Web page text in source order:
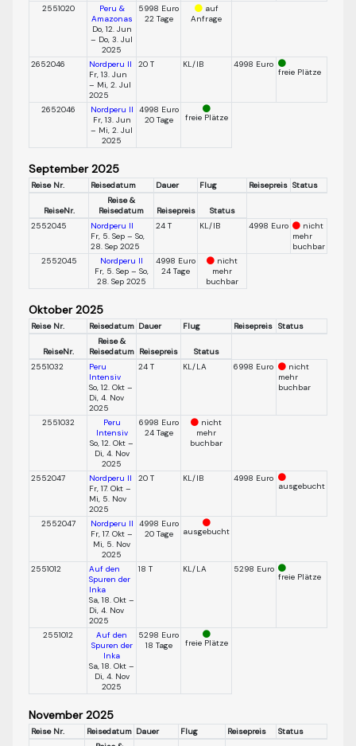
2551020
Peru &
Amazonas
Do, 12. Jun
– Do, 3. Jul
2025
5998 Euro
22 Tage
auf
Anfrage
2652046
Nordperu II
Fr, 13. Jun
– Mi, 2. Jul
2025
20 T KL/IB 4998 Euro
freie Plätze
2652046
Nordperu II
Fr, 13. Jun
– Mi, 2. Jul
2025
4998 Euro
20 Tage
freie Plätze
September 2025
Reise Nr. Reisedatum Dauer Flug Reisepreis Status
ReiseNr.
Reise &
Reisedatum
Reisepreis
Status
2552045
Nordperu II
Fr, 5. Sep – So,
28. Sep 2025
24 T KL/IB 4998 Euro
nicht
mehr
buchbar
2552045
Nordperu II
Fr, 5. Sep – So,
28. Sep 2025
4998 Euro
24 Tage
nicht
mehr
buchbar
Oktober 2025
Reise Nr. Reisedatum Dauer Flug Reisepreis Status
ReiseNr.
Reise &
Reisedatum Reisepreis
Status
2551032
Peru
Intensiv
So, 12. Okt –
Di, 4. Nov
2025
24 T KL/LA 6998 Euro
nicht
mehr
buchbar
2551032
Peru
Intensiv
So, 12. Okt –
Di, 4. Nov
2025
6998 Euro
24 Tage
nicht
mehr
buchbar
2552047
Nordperu II
Fr, 17. Okt –
Mi, 5. Nov
2025
20 T KL/IB 4998 Euro
ausgebucht
2552047
Nordperu II
Fr, 17. Okt –
Mi, 5. Nov
2025
4998 Euro
20 Tage
ausgebucht
2551012
Auf den
Spuren der
Inka
Sa, 18. Okt –
Di, 4. Nov
2025
18 T KL/LA 5298 Euro
freie Plätze
2551012
Auf den
Spuren der
Inka
Sa, 18. Okt –
Di, 4. Nov
2025
5298 Euro
18 Tage
freie Plätze
November 2025
Reise Nr. Reisedatum Dauer Flug Reisepreis
Status